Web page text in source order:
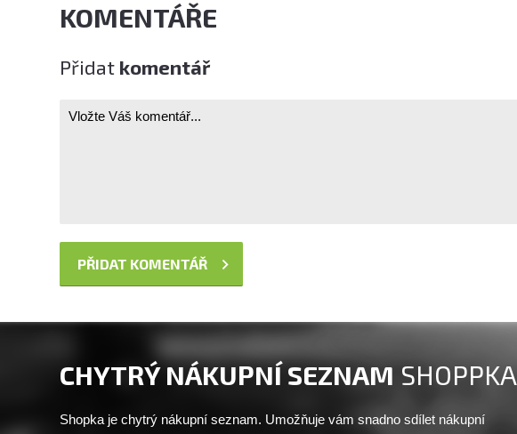
KOMENTÁŘE
Přidat komentář
CHYTRÝ NÁKUPNÍ SEZNAM SHOPPKA
Shopka je chytrý nákupní seznam. Umožňuje vám snadno sdílet nákupní